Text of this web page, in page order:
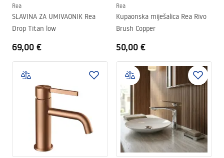
Rea
SLAVINA ZA UMIVAONIK Rea
Drop Titan low
69,00 €
Rea
Kupaonska miješalica Rea Rivo
Brush Copper
50,00 €